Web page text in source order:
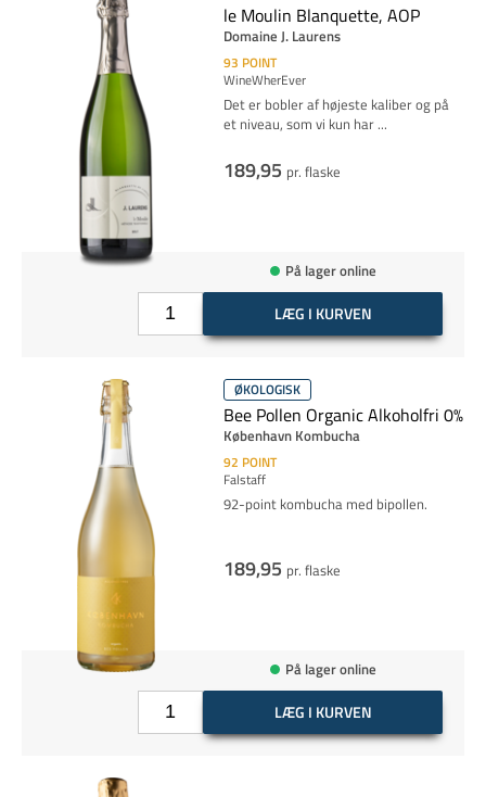
le Moulin Blanquette, AOP
Domaine J. Laurens
93 POINT
WineWherEver
Det er bobler af højeste kaliber og på
et niveau, som vi kun har ...
189,95 pr. flaske
På lager online
LÆG I KURVEN
ØKOLOGISK
Bee Pollen Organic Alkoholfri 0%
København Kombucha
92 POINT
Falstaff
92-point kombucha med bipollen.
189,95 pr. flaske
På lager online
LÆG I KURVEN